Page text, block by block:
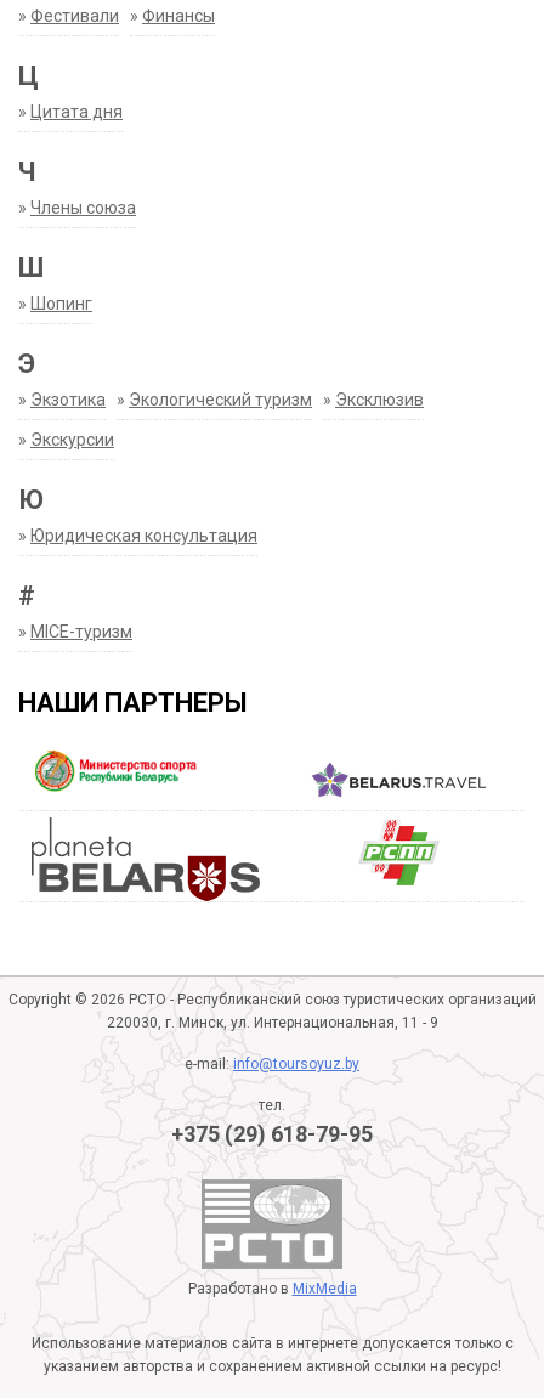
» Фестивали » Финансы
Ц
» Цитата дня
Ч
» Члены союза
Ш
» Шопинг
Э
» Экзотика » Экологический туризм » Эксклюзив
» Экскурсии
Ю
» Юридическая консультация
#
» MICE-туризм
НАШИ ПАРТНЕРЫ
Copyright © 2026 РСТО - Республиканский союз туристических организаций
220030, г. Минск, ул. Интернациональная, 11 - 9
e-mail:info@toursoyuz.by
тел.
+375 (29) 618-79-95
Разработано в MixMedia
Использование материалов сайта в интернете допускается только с
указанием авторства и сохранением активной ссылки на ресурс!